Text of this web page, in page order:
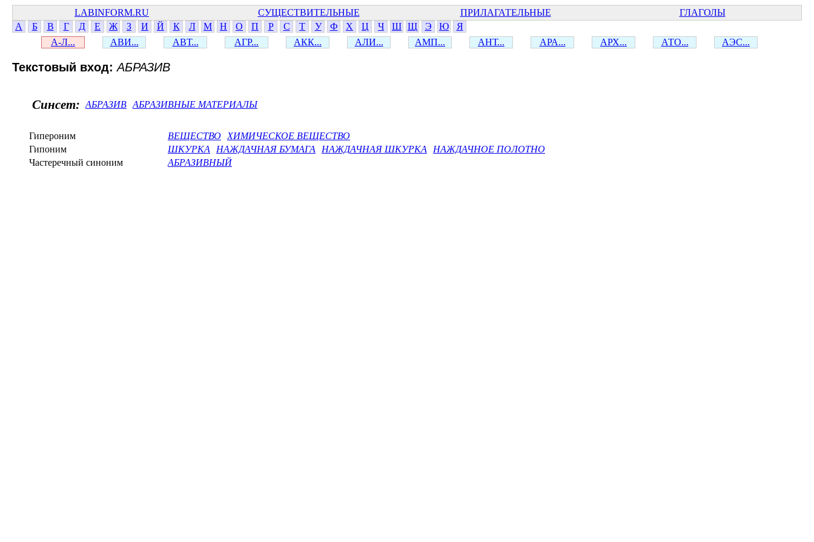
LABINFORM.RU СУЩЕСТВИТЕЛЬНЫЕ ПРИЛАГАТЕЛЬНЫЕ
ГЛАГОЛЫ
А
Б В Г Д Е Ж З И Й К Л М Н О П Р С Т У Ф Х Ц Ч Ш Щ Э Ю
Я
А-Л...
АВИ... АВТ... АГР... АКК... АЛИ... АМП... АНТ... АРА... АРХ... АТО... АЭС...
Текстовый вход:АБРАЗИВ
Синсет: АБРАЗИВ АБРАЗИВНЫЕ МАТЕРИАЛЫ
Гипероним ВЕЩЕСТВО
ХИМИЧЕСКОЕ ВЕЩЕСТВО
Гипоним
ШКУРКА НАЖДАЧНАЯ БУМАГА НАЖДАЧНАЯ ШКУРКА
НАЖДАЧНОЕ ПОЛОТНО
Частеречный синоним
АБРАЗИВНЫЙ